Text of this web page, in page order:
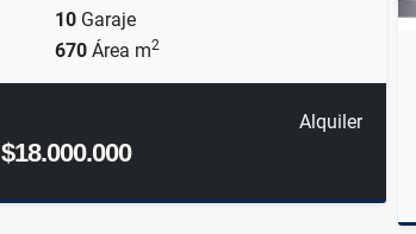
10 Garaje
670 Área m2
Alquiler
$18.000.000